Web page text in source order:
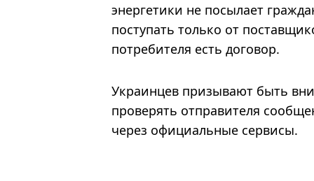
энергетики не посылает
поступать только от
потребителя есть договор.
Украинцев призывают быть
проверять отправителя
через официальные сервисы.